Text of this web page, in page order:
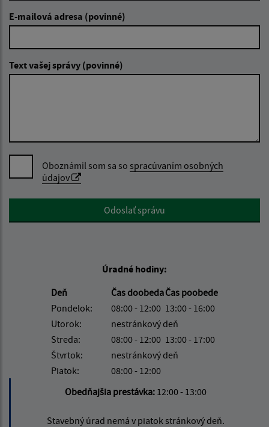
E-mailová adresa (povinné)
Text vašej správy (povinné)
Oboznámil som sa so spracúvaním osobných
údajov
Google reCaptcha ResponseOdoslať správu
Úradné hodiny:
Deň
Čas doobedaČas poobede
Pondelok:
08:00 - 12:00 13:00 - 16:00
Utorok:
nestránkový deň
Streda:
08:00 - 12:00 13:00 - 17:00
Štvrtok:
nestránkový deň
Piatok:
08:00 - 12:00
Obedňajšia prestávka: 12:00 - 13:00
Stavebný úrad nemá v piatok stránkový deň.